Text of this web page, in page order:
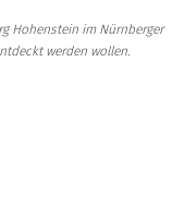
Hohenstein im Nürnberger
werden wollen.